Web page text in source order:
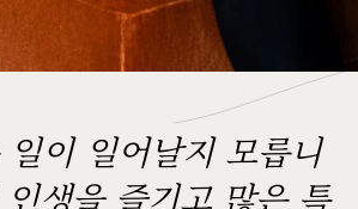
이 일어날지 모릅니